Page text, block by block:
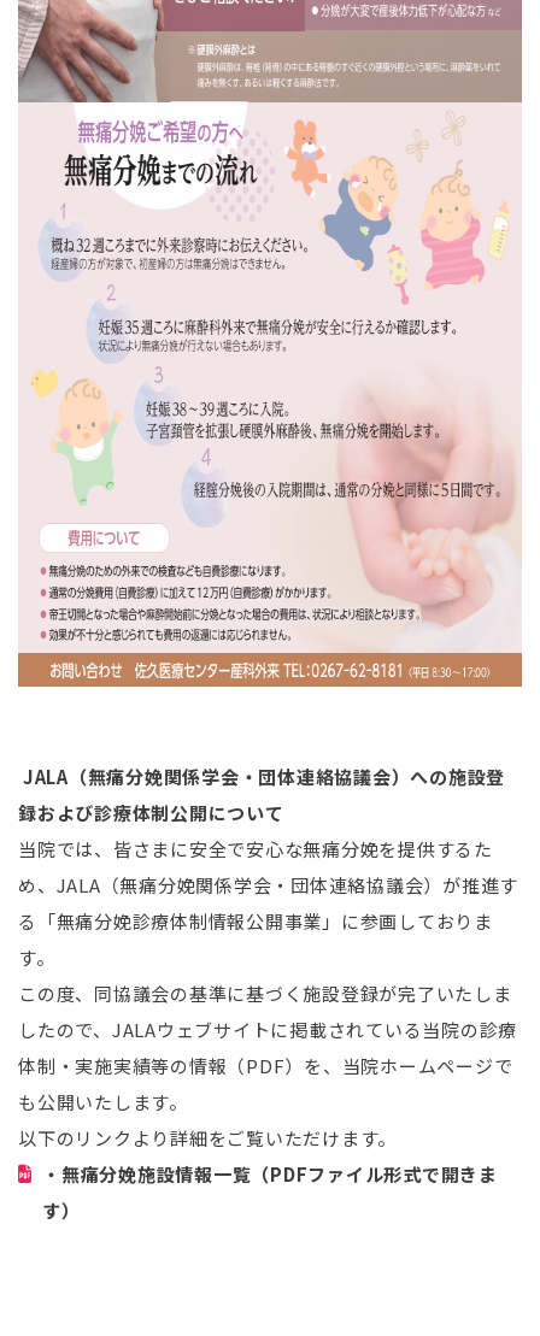
JALA （無痛分娩関係学会・団体連絡協議会）への施設登
録および診療体制公開について
当院では、皆さまに安全で安心な無痛分娩を提供するた
め、 JALA （無痛分娩関係学会・団体連絡協議会）が推進す
る「無痛分娩診療体制情報公開事業」に参画しておりま
す。
この度、同協議会の基準に基づく施設登録が完了いたしま
したので、 JALAウェブサイトに掲載されている当院の診療
体制・実施実績等の情報（PDF）を、当院ホームページで
も公開いたします。
以下のリンクより詳細をご覧いただけます。
・無痛分娩施設情報一覧（PDFファイル形式で開きま
す）